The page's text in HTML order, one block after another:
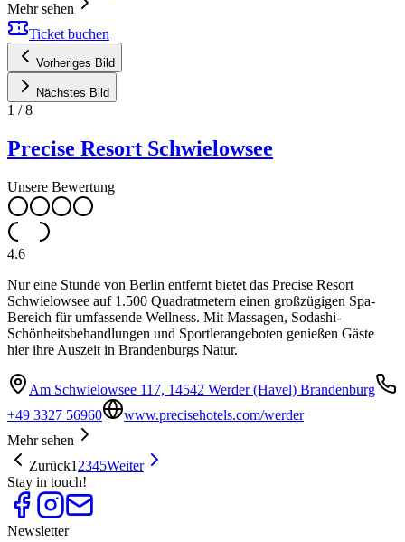
Mehr sehen
Ticket buchen
Vorheriges Bild
Nächstes Bild
1 /8
Precise Resort Schwielowsee
Unsere Bewertung
4.6
Nur eine Stunde von Berlin entfernt bietet das Precise Resort
Schwielowsee auf 1.500 Quadratmetern einen großzügigen Spa-
Bereich für umfassende Wellness. Mit Massagen, Sodashi-
Schönheitsbehandlungen und Sportlerangeboten genießen Gäste
hier ihre Auszeit in Brandenburgs Natur.
Am Schwielowsee 117, 14542 Werder (Havel) Brandenburg
+49 3327 56960
www.precisehotels.com/werder
Mehr sehen
Zurück1 2345Weiter
Stay in touch!
Newsletter